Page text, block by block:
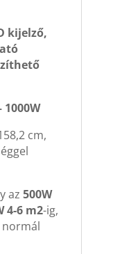
kijelző,
1000W
cm,
az 500W
4-6 m2-ig,